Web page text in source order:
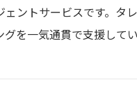
ントサービスです。タ
を一気通貫で支援してい